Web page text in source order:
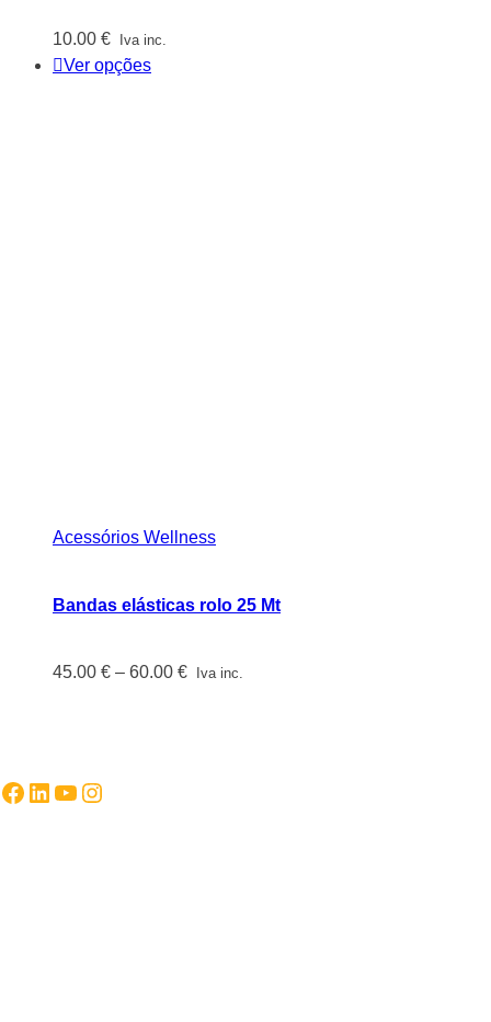
10.00 € Iva inc.
Ver opções
Acessórios Wellness
Bandas elásticas rolo 25 Mt
45.00 € – 60.00 €Price
Iva inc.
Facebook
LinkedIn
YouTube
Instagram